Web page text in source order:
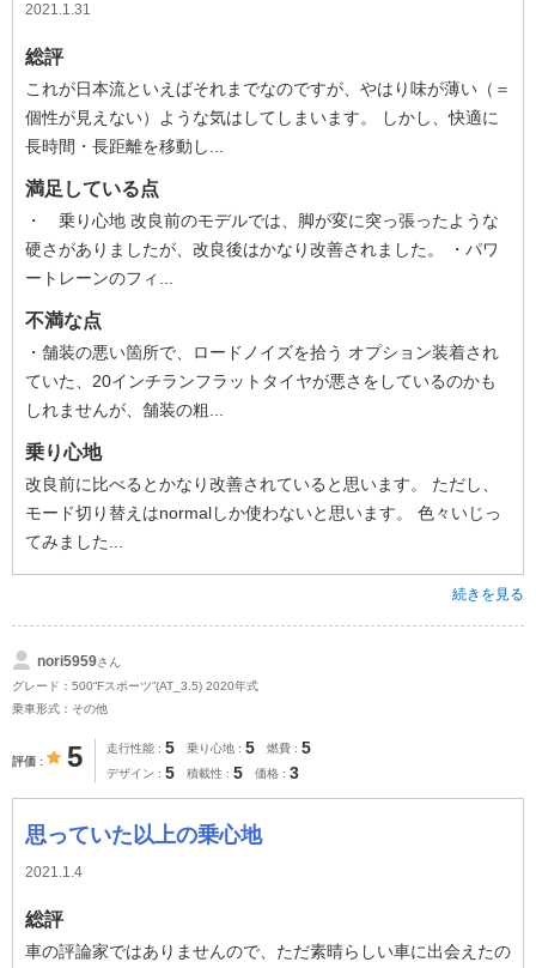
2021.1.31
総評
これが日本流といえばそれまでなのですが、やはり味が薄い（＝
個性が見えない）ような気はしてしまいます。 しかし、快適に
長時間・長距離を移動し...
満足している点
・ 乗り心地 改良前のモデルでは、脚が変に突っ張ったような
硬さがありましたが、改良後はかなり改善されました。 ・パワ
ートレーンのフィ...
不満な点
・舗装の悪い箇所で、ロードノイズを拾う オプション装着され
ていた、20インチランフラットタイヤが悪さをしているのかも
しれませんが、舗装の粗...
乗り心地
改良前に比べるとかなり改善されていると思います。 ただし、
モード切り替えはnormalしか使わないと思います。 色々いじっ
てみました...
続きを見る
nori5959さん
グレード：500“Fスポーツ”(AT_3.5) 2020年式
乗車形式：その他
評価 5 走行性能 5 乗り心地 5 燃費 5
デザイン 5 積載性 5 価格 3
思っていた以上の乗心地
2021.1.4
総評
車の評論家ではありませんので、ただ素晴らしい車に出会えたの